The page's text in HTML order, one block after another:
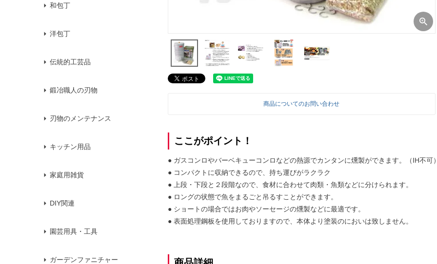
和包丁
洋包丁
伝統的工芸品
鍛冶職人の刃物
刃物のメンテナンス
キッチン用品
家庭用雑貨
DIY関連
園芸用具・工具
ガーデンファニチャー
商品についてのお問い合わせ
ここがポイント！
● ガスコンロやバーベキューコンロなどの熱源でカンタンに燻製ができます。（IH不可
● コンパクトに収納できるので、持ち運びがラクラク
● 上段・下段と２段階なので、食材に合わせて肉類・魚類などに分けられます。
● ロングの状態で魚をまるごと吊るすことができます。
● ショートの場合ではお肉やソーセージの燻製などに最適です。
● 表面処理鋼板を使用しておりますので、本体より塗装のにおいは致しません。